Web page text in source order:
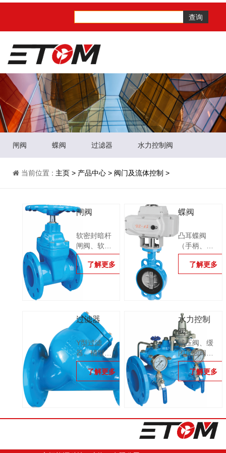
查询
闸阀 蝶阀 过滤器 水力控制阀
当前位置 : 主页 > 产品中心 > 阀门及流体控制 >
闸阀
软密封暗杆
闸阀、软密
封明杆闸
阀、软密封
电动闸阀
了解更多
蝶阀
凸耳蝶阀
（手柄、涡
轮）、电动
\气动蝶阀、
法兰蝶阀、
蝶阀
了解更多
过滤器
Y型过滤
器、桶型过
滤器
了解更多
水力控制
阀
减压阀、缓
闭止回阀、
压差控制阀
等 了解更多